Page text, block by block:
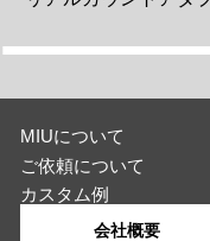
MIUについて
ご依頼について
カスタム例
会社概要